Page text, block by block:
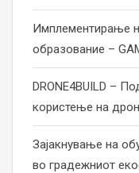
Имплементирање
образование –
DRONE4BUILD –
користење на
Зајакнување на
во градежниот